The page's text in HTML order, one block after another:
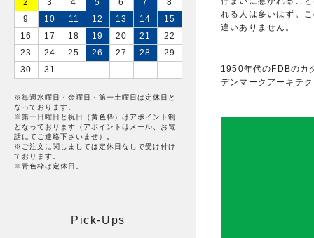
れる人は多いはず。
違いありません。
1950年代のFDBのカ
デンマークアーキテ
2
3 4 5 6 7
8
9
10 11 12 13 14
15
16
17 18 19 20 21
22
23
24 25 26 27 28
29
30
31
※毎週水曜日・金曜日・第一土曜日は定休日と
なっております。
※第一日曜日と祝日（黄色枠）はアポイント制
となっております（アポイントはメール、お電
話にてご連絡下さいませ）。
※ご注文に関しましては定休日なしで受け付け
ております。
※青色枠は定休日。
Pick-Ups